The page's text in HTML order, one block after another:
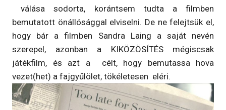
válása sodorta, korántsem tudta a filmben
bemutatott önállósággal elviselni. De ne felejtsük el,
hogy bár a filmben Sandra Laing a saját nevén
szerepel, azonban a KIKÖZÖSÍTÉS mégiscsak
játékfilm, és azt a célt, hogy bemutassa hova
vezet(het) a fajgyűlölet, tökéletesen eléri.